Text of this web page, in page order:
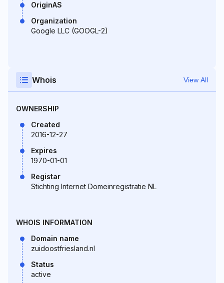
OriginAS
Organization
Google LLC (GOOGL-2)
Whois View All
OWNERSHIP
Created
2016-12-27
Expires
1970-01-01
Registar
Stichting Internet Domeinregistratie NL
WHOIS INFORMATION
Domain name
zuidoostfriesland.nl
Status
active